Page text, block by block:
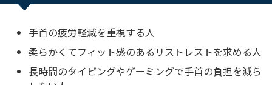
手首の疲労軽減を重視する人
柔らかくてフィット感のあるリストレストを求める人
長時間のタイピングやゲーミングで手首の負担を減ら